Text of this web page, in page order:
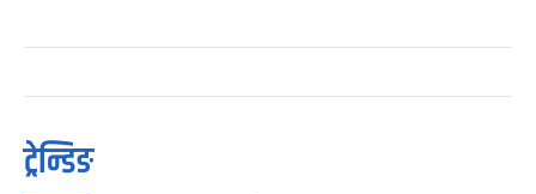
ट्रेन्डिङ